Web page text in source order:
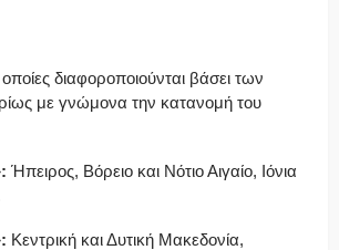
οποίες διαφοροποιούνται βάσει των
με γνώμονα την κατανομή του
Ήπειρος, Βόρειο και Νότιο Αιγαίο, Ιόνια
Κεντρική και Δυτική Μακεδονία,